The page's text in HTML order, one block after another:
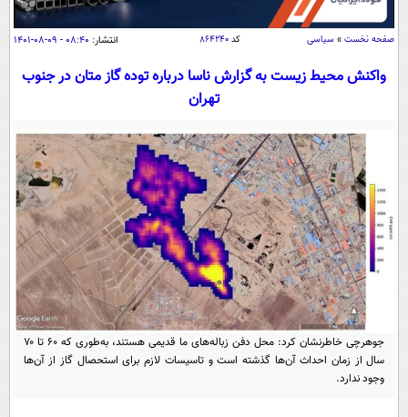
اقتصاد
اقتصادی
خودرو
جامعه
اجتماعی
حوادث
سلامت
یک برش دانایی
محیط زیست
سفر و تفریح
ورزشی
بین الملل
سیاست خارجی
فرهنگ و هنر
علم و دانش
فناوری و It
علمی
اخبار کریپتو
قرآن
گوناگون
سرگرمی
باشگاه مغز
مجله تصویری سلاح
فیلم
اقتصاد
ورزش
عصر ایران 2
خواندنی ها و دیدنی ها
آموزش زبان
صفحه نخست » سیاسی کد ۸۶۴۲۴۰ انتشار: ۰۸:۴۰ - ۰۹-۰۸-۱۴۰۱
واکنش محیط‌ زیست به گزارش ناسا درباره توده‌ گاز متان در جنوب
تهران
جوهرچی خاطرنشان کرد: محل دفن زباله‌های ما قدیمی هستند، به‌طوری که ۶۰ تا ۷۰
سال از زمان احداث آن‌ها گذشته است و تاسیسات لازم برای استحصال گاز از آن‌ها
وجود ندارد.